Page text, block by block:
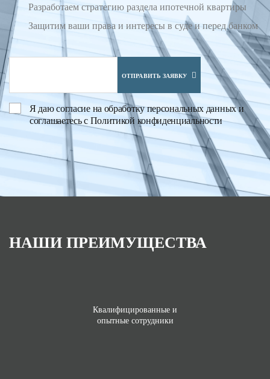
Разработаем стратегию раздела ипотечной квартиры
Защитим ваши права и интересы в суде и перед банком
ОТПРАВИТЬ ЗАЯВКУ
Я даюсогласие на обработку персональных данныхи
соглашаетесь с Политикой конфиденциальности
НАШИ ПРЕИМУЩЕСТВА
Квалифицированные и
опытные сотрудники